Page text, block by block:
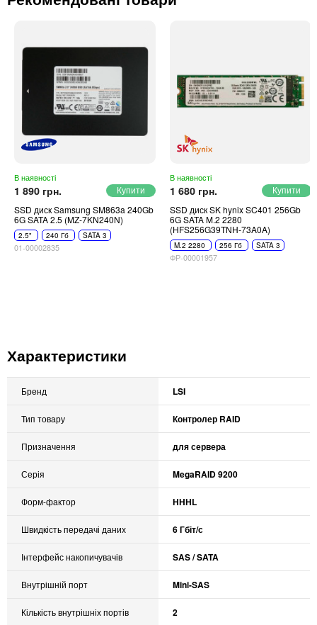
В наявності
1 890 грн.
SSD диск Samsung SM863a 240Gb
6G SATA 2.5 (MZ-7KN240N)
2.5" 240 Гб SATA 3
01-00002835
В наявності
1 680 грн.
SSD диск SK hynix SC401 256Gb
6G SATA M.2 2280
(HFS256G39TNH-73A0A)
M.2 2280 256 Гб SATA 3
ФР-00001957
Характеристики
Бренд LSI
Тип товару Контролер RAID
Призначення для сервера
Серія MegaRAID 9200
Форм-фактор HHHL
Швидкість передачі даних 6 Гбіт/с
Інтерфейс накопичувачів SAS / SATA
Внутрішній порт Mini-SAS
Кількість внутрішніх портів 2